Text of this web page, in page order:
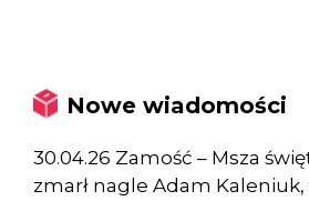
Nowe wiadomości
30.04.26 Zamość – Msza
zmarł nagle Adam Kaleniuk,